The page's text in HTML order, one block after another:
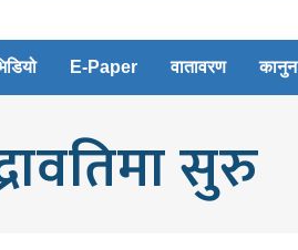
E-Paper वातावरण कानुन
सुरु